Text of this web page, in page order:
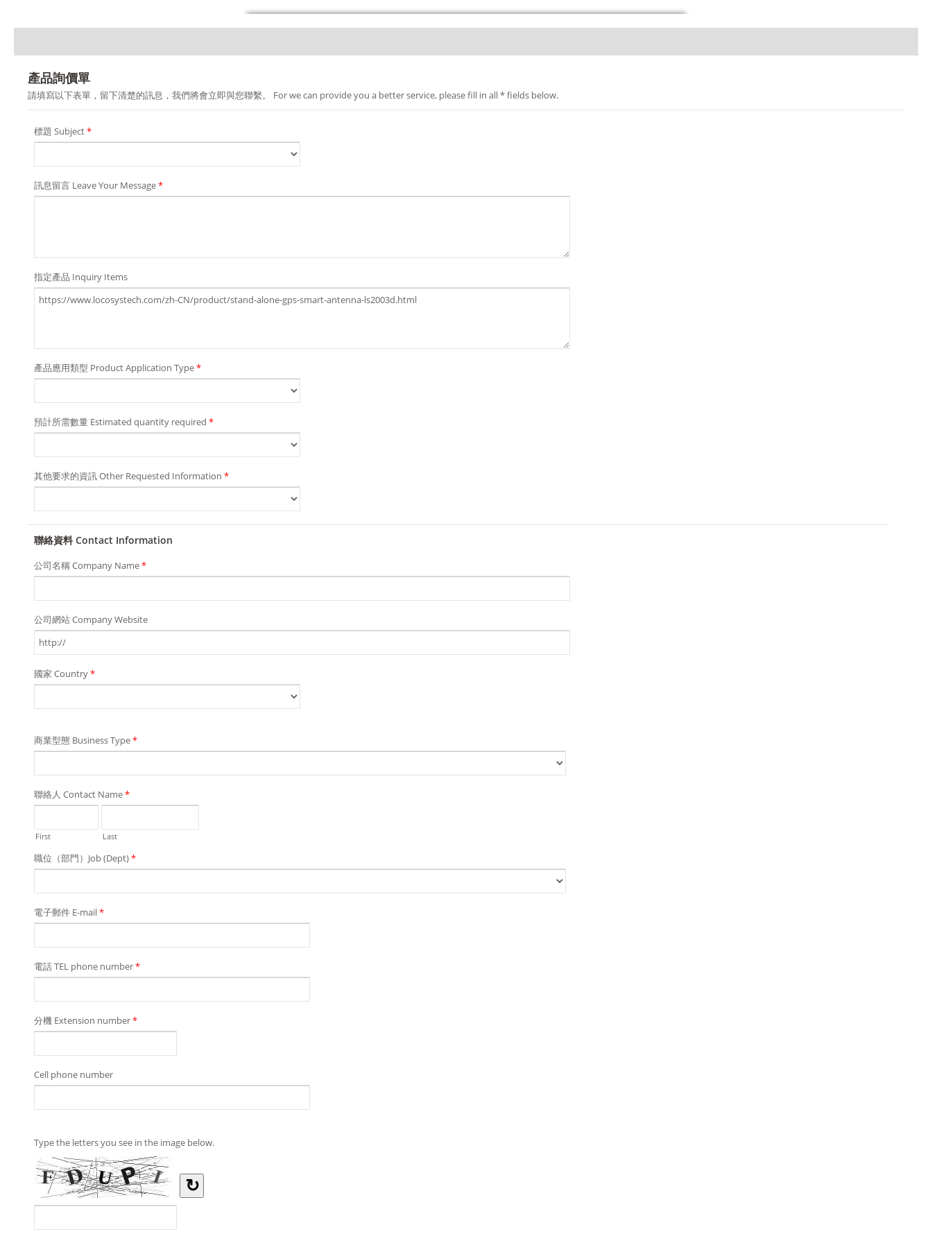
產品詢價單
請填寫以下表單，留下清楚的訊息，我們將會立即與您聯繫。 For we can provide you a better service, please fill in all * fields below.
標題 Subject*
訊息留言 Leave Your Message*
指定產品 Inquiry Items
產品應用類型 Product Application Type*
預計所需數量 Estimated quantity required *
其他要求的資訊 Other Requested Information *
聯絡資料 Contact Information
公司名稱 Company Name*
公司網站 Company Website
國家 Country*
商業型態 Business Type*
聯絡人 Contact Name*
First Last
職位（部門）Job (Dept)*
電子郵件 E-mail*
電話 TEL phone number*
分機 Extension number*
Cell phone number
Type the letters you see in the image below.
↻